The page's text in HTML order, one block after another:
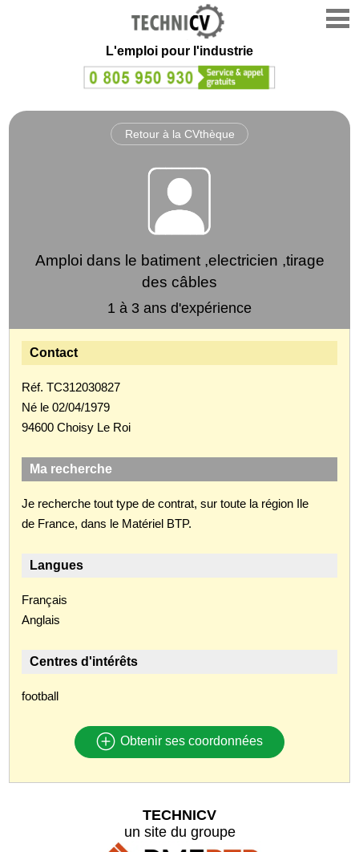
L'emploi pour l'industrie
Retour à la CVthèque
Amploi dans le batiment ,electricien ,tirage
des câbles
1 à 3 ans d'expérience
Contact
Réf. TC312030827
Né le 02/04/1979
94600 Choisy Le Roi
Ma recherche
Je recherche tout type de contrat, sur toute la région Ile
de France, dans le Matériel BTP.
Langues
Français
Anglais
Centres d'intérêts
football
Obtenir ses coordonnées
TECHNICV
un site du groupe